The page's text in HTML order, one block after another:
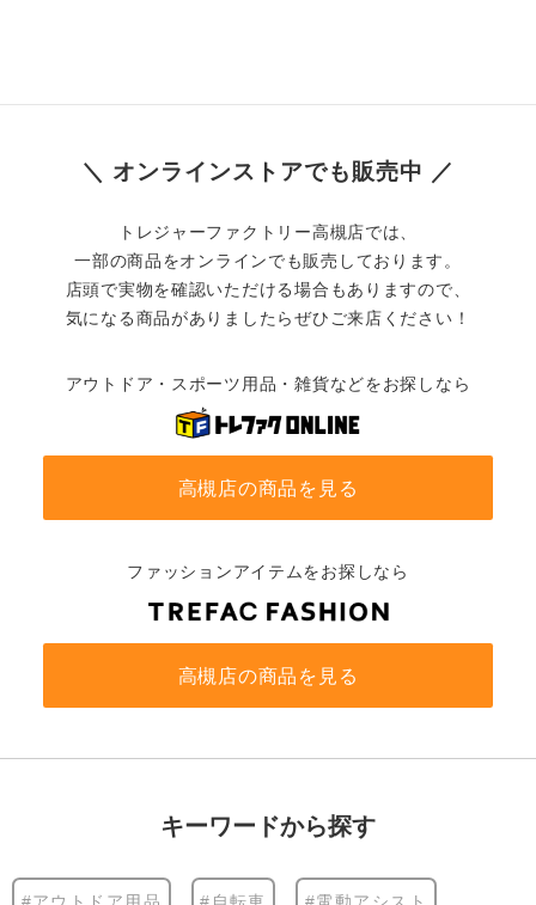
＼ オンラインストアでも販売中 ／
トレジャーファクトリー高槻店では、
一部の商品をオンラインでも販売しております。
店頭で実物を確認いただける場合もありますので、
気になる商品がありましたらぜひご来店ください！
アウトドア・スポーツ用品・雑貨などをお探しなら
高槻店の商品を見る
ファッションアイテムをお探しなら
高槻店の商品を見る
キーワードから探す
#アウトドア用品 #自転車 #電動アシスト